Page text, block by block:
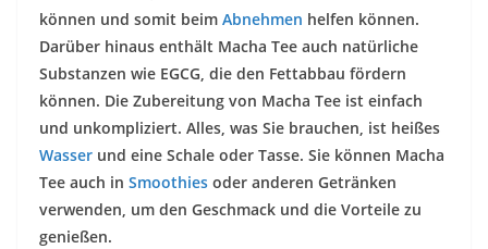
können und somit beim Abnehmen helfen können.
Darüber hinaus enthält Macha Tee auch natürliche
Substanzen wie EGCG, die den Fettabbau fördern
können. Die Zubereitung von Macha Tee ist einfach
und unkompliziert. Alles, was Sie brauchen, ist heißes
Wasser und eine Schale oder Tasse. Sie können Macha
Tee auch in Smoothies oder anderen Getränken
verwenden, um den Geschmack und die Vorteile zu
genießen.